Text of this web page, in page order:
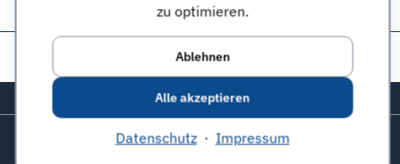
zu optimieren.
Ablehnen
Alle akzeptieren
Datenschutz· Impressum
Diese Seite teilen:
Zurück zum Seitenanfang